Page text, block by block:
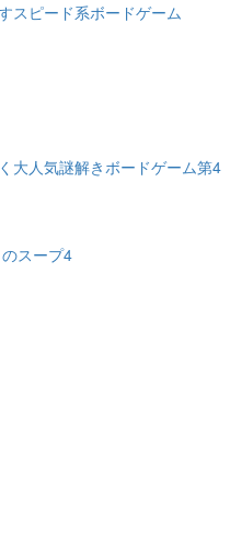
スピード系ボードゲーム
大人気謎解きボードゲーム第4
スープ4